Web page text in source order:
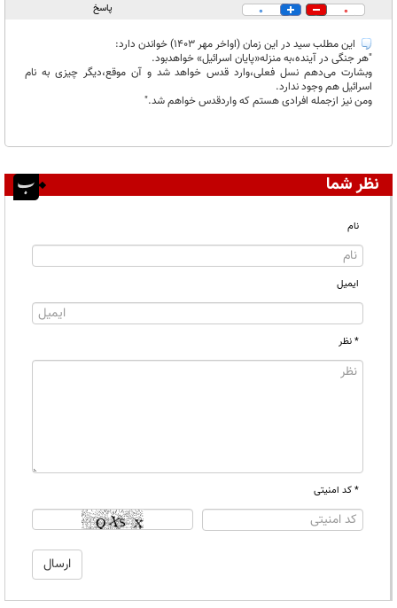
0
0 پاسخ
این مطلب سید در این زمان (اواخر مهر 1403) خواندن دارد:
"هر جنگی در آینده،به منزله«پایان اسرائیل» خواهدبود.
وبشارت می‌دهم نسل فعلی،وارد قدس خواهد شد و آن موقع،دیگر چیزی به نام
اسرائیل هم وجود ندارد.
ومن نیز ازجمله افرادی هستم که واردقدس خواهم شد."
نظر شما
نام
ایمیل
* نظر
* کد امنیتی